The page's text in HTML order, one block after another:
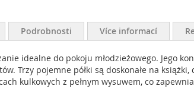
Podrobnosti
idealne do pokoju młodzieżowego. Jego
Trzy pojemne półki są doskonałe na
kulkowych z pełnym wysuwem, co
Více informací